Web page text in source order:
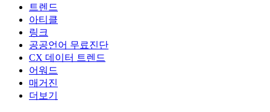
트렌드
아티클
링크
공공언어 무료진단
CX 데이터 트렌드
어워드
매거진
더보기